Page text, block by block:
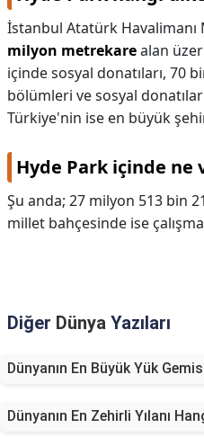
İstanbul Atatürk Havalimanı
milyon metrekarealan
içinde sosyal donatıları, 70
bölümleri ve sosyal
Türkiye'nin ise en büyük
Hyde Park içinde ne
Şu anda; 27 milyon 513 bin
millet bahçesinde ise
Diğer Dünya Yazıları
Dünyanın En Büyük Yük
Dünyanın En Zehirli Yılanı